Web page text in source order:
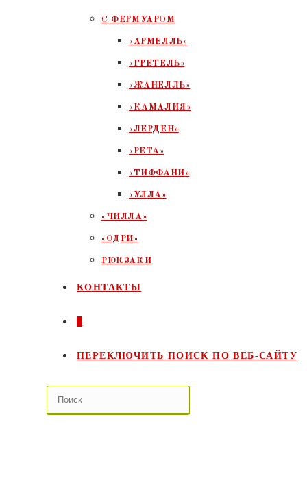
С ФЕРМУАРОМ
«АРМЕЛЛЬ»
«ГРЕТЕЛЬ»
«ЖАНЕЛЛЬ»
«КАМАЛИЯ»
«ЛЕРДЕН»
«РЕТА»
«ТИФФАНИ»
«УЛЛА»
«ЧИЛЛА»
«ОДРИ»
РЮКЗАКИ
КОНТАКТЫ
ПЕРЕКЛЮЧИТЬ ПОИСК ПО ВЕБ-САЙТУ